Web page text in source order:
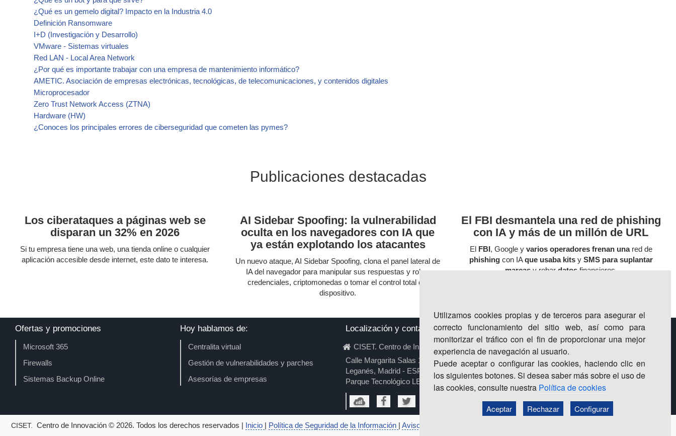
¿Qué es un gemelo digital? Impacto en la Industria 4.0
Definición Ransomware
I+D (Investigación y Desarrollo)
VMware - Sistemas virtuales
Red LAN - Local Area Network
¿Por qué es importante trabajar con una empresa de mantenimiento informático?
AMETIC. Asociación de empresas electrónicas, tecnológicas, de telecomunicaciones, y contenidos digitales
Microprocesador
Zero Trust Network Access (ZTNA)
Hardware (HW)
¿Conoces los principales errores de ciberseguridad que cometen las pymes?
Publicaciones destacadas
Los ciberataques a páginas web se
disparan un 32% en 2026
Si tu empresa tiene una web, una tienda online o cualquier
aplicación accesible desde internet, este dato te interesa.
AI Sidebar Spoofing: la vulnerabilidad
oculta en los navegadores con IA que
ya están explotando los atacantes
Un nuevo ataque, AI Sidebar Spoofing, clona el panel lateral de
IA del navegador para manipular sus respuestas y robar
credenciales, criptomonedas o tomar el control total del
dispositivo.
El FBI desmantela una red de phishing
con IA y más de un millón de URL
El FBI, Google y varios operadores frenan unared de
phishingcon IAque usaba kitsy SMS para suplantar
marcasy robardatosfinancieros.
Ofertas y promociones
Microsoft 365
Firewalls
Sistemas Backup Online
Hoy hablamos de:
Centralita virtual
Gestión de vulnerabilidades y parches
Asesorías de empresas
Localización y contacto
CISET. Centro de Innovación
Calle Margarita Salas 16, 28919
Leganés, Madrid - ESPAÑA
Parque Tecnológico LEGATEC
CISET. Centro de Innovación © 2026. Todos los derechos reservados | Inicio | Política de Seguridad de la Información | Aviso legal | política de privacidad | política de cookies
Utilizamos cookies propias y de terceros para asegurar el
correcto funcionamiento del sitio web, así como para
monitorizar el tráfico con el fin de proporcionar una mejor
experiencia de navegación al usuario.
Puede aceptar o configurar las cookies, haciendo clic en
los siguientes botones. Si desea saber más sobre el uso de
las cookies, consulte nuestra Política de cookies
Aceptar Rechazar Configurar